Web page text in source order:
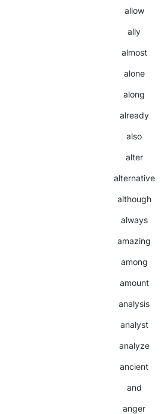
allow
ally
almost
alone
along
already
also
alter
alternative
although
always
amazing
among
amount
analysis
analyst
analyze
ancient
and
anger